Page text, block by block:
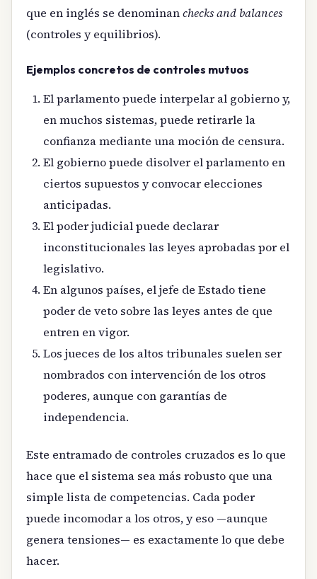
que en inglés se denominanchecks and balances
(controles y equilibrios).
Ejemplos concretos de controles mutuos
El parlamento puede interpelar al gobierno y,
en muchos sistemas, puede retirarle la
confianza mediante una moción de censura.
El gobierno puede disolver el parlamento en
ciertos supuestos y convocar elecciones
anticipadas.
El poder judicial puede declarar
inconstitucionales las leyes aprobadas por el
legislativo.
En algunos países, el jefe de Estado tiene
poder de veto sobre las leyes antes de que
entren en vigor.
Los jueces de los altos tribunales suelen ser
nombrados con intervención de los otros
poderes, aunque con garantías de
independencia.
Este entramado de controles cruzados es lo que
hace que el sistema sea más robusto que una
simple lista de competencias. Cada poder
puede incomodar a los otros, y eso —aunque
genera tensiones— es exactamente lo que debe
hacer.